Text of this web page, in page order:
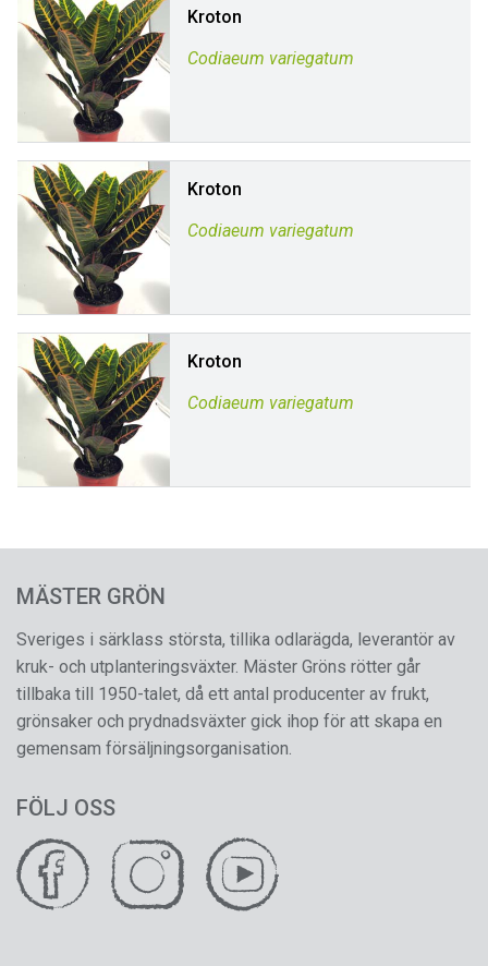
Kroton
Codiaeum variegatum
Kroton
Codiaeum variegatum
Kroton
Codiaeum variegatum
MÄSTER GRÖN
Sveriges i särklass största, tillika odlarägda, leverantör av
kruk- och utplanteringsväxter. Mäster Gröns rötter går
tillbaka till 1950-talet, då ett antal producenter av frukt,
grönsaker och prydnadsväxter gick ihop för att skapa en
gemensam försäljningsorganisation.
FÖLJ OSS